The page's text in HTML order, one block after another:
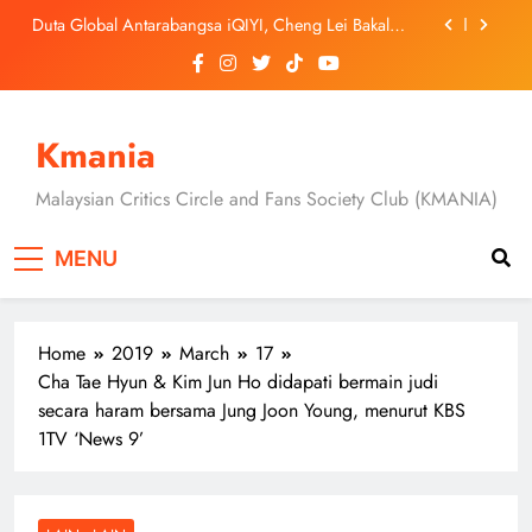
September Ini
‘Dibunuh atau Membunuh’: Filem ‘Tiket Sehala’
3 Sebab Untuk Mula Menonton “My Bias, My Boss”,
Kini Distrim di HBO Max Malaysia
SEUNGKWAN dan DINO SEVENTEEN
Duta Global Antarabangsa iQIYI, Cheng Lei Bakal
Buat Penampilan Istimewa di Kuala Lumpur
September Ini
Satukan Empat Negara Asia
3 Sebab Untuk Mula Menonton “My Bias, My Boss”,
Kini Distrim di HBO Max Malaysia
Kmania
Malaysian Critics Circle and Fans Society Club (KMANIA)
MENU
Home 2019 March
17
Cha Tae Hyun & Kim Jun Ho didapati bermain judi
secara haram bersama Jung Joon Young, menurut KBS
1TV ‘News 9’